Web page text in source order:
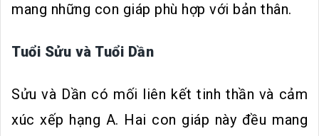
mang những con giáp phù hợp với bản thân.
Tuổi Sửu và Tuổi Dần
Sửu và Dần có mối liên kết tinh thần và cảm
xúc xếp hạng A. Hai con giáp này đều mang